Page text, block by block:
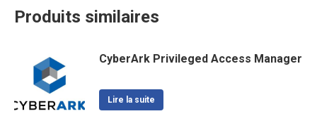
Produits similaires
CyberArk Privileged Access Manager
Lire la suite